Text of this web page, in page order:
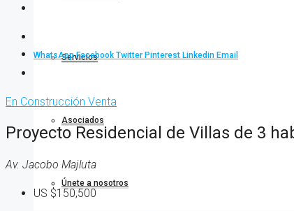
Servicios
Asociados
Únete a nosotros
WhatsApp Facebook Twitter Pinterest Linkedin Email
En Construcción Venta
Proyecto Residencial de Villas de 3
Av. Jacobo Majluta
US $150,500